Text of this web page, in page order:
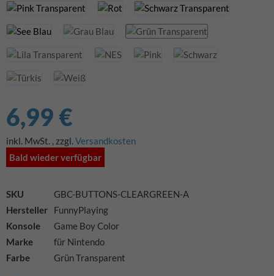
6,99 €
inkl. MwSt. , zzgl.Versandkosten
Bald wieder verfügbar
SKU
GBC-BUTTONS-CLEARGREEN-A
Hersteller
FunnyPlaying
Konsole
Game Boy Color
Marke
für Nintendo
Farbe
Grün Transparent